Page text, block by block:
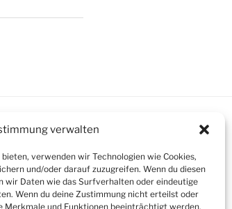
verwalten
verwenden wir Technologien wie Cookies,
und/oder darauf zuzugreifen. Wenn du diesen
wir Daten wie das Surfverhalten oder eindeutige
Wenn du deine Zustimmung nicht erteilst oder
Merkmale und Funktionen beeinträchtigt werden.